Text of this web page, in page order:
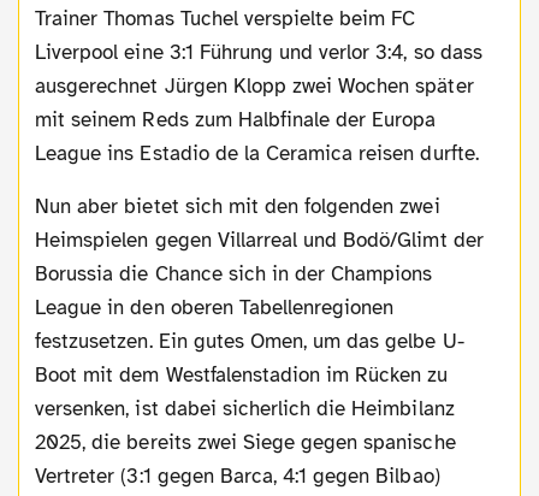
Trainer Thomas Tuchel verspielte beim FC
Liverpool eine 3:1 Führung und verlor 3:4, so dass
ausgerechnet Jürgen Klopp zwei Wochen später
mit seinem Reds zum Halbfinale der Europa
League ins Estadio de la Ceramica reisen durfte.
Nun aber bietet sich mit den folgenden zwei
Heimspielen gegen Villarreal und Bodö/Glimt der
Borussia die Chance sich in der Champions
League in den oberen Tabellenregionen
festzusetzen. Ein gutes Omen, um das gelbe U-
Boot mit dem Westfalenstadion im Rücken zu
versenken, ist dabei sicherlich die Heimbilanz
2025, die bereits zwei Siege gegen spanische
Vertreter (3:1 gegen Barca, 4:1 gegen Bilbao)